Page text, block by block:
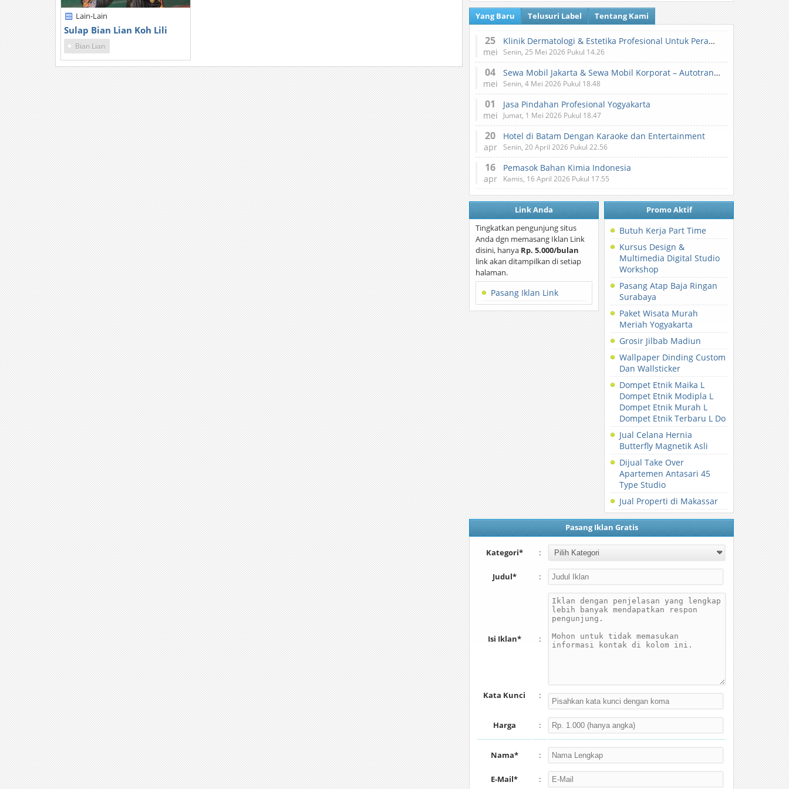
Lain-Lain
Sulap Bian Lian Koh Lili
Bian Lian
Yang Baru Telusuri Label Tentang Kami
25
mei
Klinik Dermatologi & Estetika Profesional Untuk Perawatan Kulit dan Kecantikan
Senin, 25 Mei 2026 Pukul 14.26
04
mei
Sewa Mobil Jakarta & Sewa Mobil Korporat – Autotranz Indonesia
Senin, 4 Mei 2026 Pukul 18.48
01
mei
Jasa Pindahan Profesional Yogyakarta
Jumat, 1 Mei 2026 Pukul 18.47
20
apr
Hotel di Batam Dengan Karaoke dan Entertainment
Senin, 20 April 2026 Pukul 22.56
16
apr
Pemasok Bahan Kimia Indonesia
Kamis, 16 April 2026 Pukul 17.55
Link Anda
Tingkatkan pengunjung situs
Anda dgn memasang Iklan Link
disini, hanya Rp. 5.000/bulan
link akan ditampilkan di setiap
halaman.
Pasang Iklan Link
Promo Aktif
Butuh Kerja Part Time
Kursus Design &
Multimedia Digital Studio
Workshop
Pasang Atap Baja Ringan
Surabaya
Paket Wisata Murah
Meriah Yogyakarta
Grosir Jilbab Madiun
Wallpaper Dinding Custom
Dan Wallsticker
Dompet Etnik Maika L
Dompet Etnik Modipla L
Dompet Etnik Murah L
Dompet Etnik Terbaru L Do
Jual Celana Hernia
Butterfly Magnetik Asli
Dijual Take Over
Apartemen Antasari 45
Type Studio
Jual Properti di Makassar
Pasang Iklan Gratis
Kategori* :
Judul* :
Isi Iklan* :
Kata Kunci :
Harga :
Nama* :
E-Mail* :